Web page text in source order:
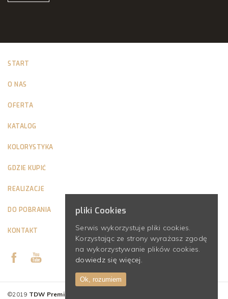
START
O NAS
OFERTA
KATALOG
KOLORYSTYKA
GDZIE KUPIĆ
REALIZACJE
DO POBRANIA
KONTAKT
©2019 TDW Premium Interior Panels
pliki Cookies
Serwis wykorzystuje pliki cookies.
Korzystając ze strony wyrażasz zgodę
na wykorzystywanie plików cookies.
dowiedz się więcej.
Ok, rozumiem